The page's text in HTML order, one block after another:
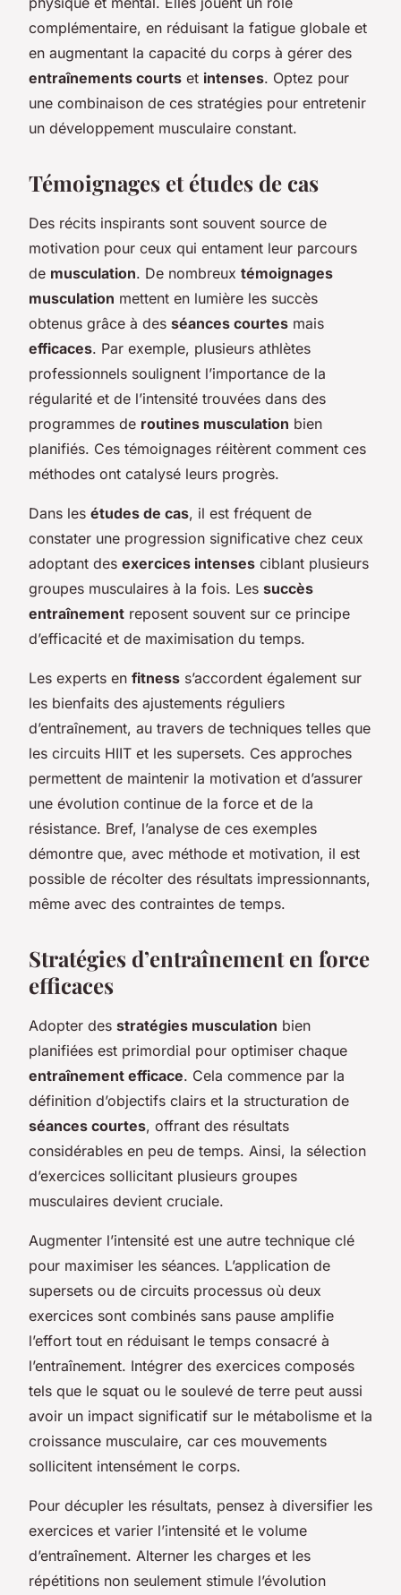
complémentaire, en réduisant la fatigue globale et
en augmentant la capacité du corps à gérer des
entraînements courts et intenses. Optez pour
une combinaison de ces stratégies pour entretenir
un développement musculaire constant.
Témoignages et études de cas
Des récits inspirants sont souvent source de
motivation pour ceux qui entament leur parcours
de musculation. De nombreux témoignages
musculation mettent en lumière les succès
obtenus grâce à des séances courtes mais
efficaces. Par exemple, plusieurs athlètes
professionnels soulignent l’importance de la
régularité et de l’intensité trouvées dans des
programmes de routines musculation bien
planifiés. Ces témoignages réitèrent comment ces
méthodes ont catalysé leurs progrès.
Dans les études de cas, il est fréquent de
constater une progression significative chez ceux
adoptant des exercices intenses ciblant plusieurs
groupes musculaires à la fois. Les succès
entraînement reposent souvent sur ce principe
d’efficacité et de maximisation du temps.
Les experts en fitness s’accordent également sur
les bienfaits des ajustements réguliers
d’entraînement, au travers de techniques telles que
les circuits HIIT et les supersets. Ces approches
permettent de maintenir la motivation et d’assurer
une évolution continue de la force et de la
résistance. Bref, l’analyse de ces exemples
démontre que, avec méthode et motivation, il est
possible de récolter des résultats impressionnants,
même avec des contraintes de temps.
Stratégies d’entraînement en force
efficaces
Adopter des stratégies musculation bien
planifiées est primordial pour optimiser chaque
entraînement efficace. Cela commence par la
définition d’objectifs clairs et la structuration de
séances courtes, offrant des résultats
considérables en peu de temps. Ainsi, la sélection
d’exercices sollicitant plusieurs groupes
musculaires devient cruciale.
Augmenter l’intensité est une autre technique clé
pour maximiser les séances. L’application de
supersets ou de circuits processus où deux
exercices sont combinés sans pause amplifie
l’effort tout en réduisant le temps consacré à
l’entraînement. Intégrer des exercices composés
tels que le squat ou le soulevé de terre peut aussi
avoir un impact significatif sur le métabolisme et la
croissance musculaire, car ces mouvements
sollicitent intensément le corps.
Pour décupler les résultats, pensez à diversifier les
exercices et varier l’intensité et le volume
d’entraînement. Alterner les charges et les
répétitions non seulement stimule l’évolution